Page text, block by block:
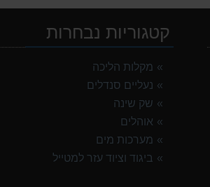
קטגוריות נבחרות
מקלות הליכה
נעליים סנדלים
שק שינה
אוהלים
מערכות מים
ביגוד וציוד עזר למטייל